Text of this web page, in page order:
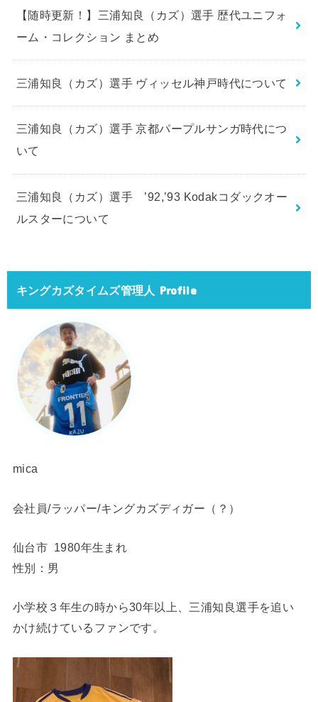
【随時更新！】三浦知良（カズ）選手 歴代ユニフォ
ーム・コレクション まとめ
三浦知良（カズ）選手 ヴィッセル神戸時代について
三浦知良（カズ）選手 京都パープルサンガ時代につ
いて
三浦知良（カズ）選手 ’92,’93 Kodakコダックオー
ルスターについて
キングカズタイムズ管理人 Profile
mica
会社員/ラッパー/キングカズディガー（？）
仙台市 1980年生まれ
性別：男
小学校３年生の時から30年以上、三浦知良選手を追い
かけ続けているファンです。